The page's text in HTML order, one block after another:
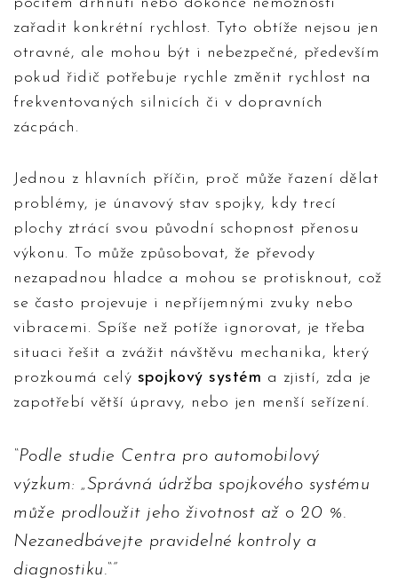
zařadit konkrétní rychlost. Tyto obtíže nejsou jen
otravné, ale mohou být i nebezpečné, především
pokud řidič potřebuje rychle změnit rychlost na
frekventovaných silnicích či v dopravních
zácpách.
Jednou z hlavních příčin, proč může řazení dělat
problémy, je únavový stav spojky, kdy trecí
plochy ztrácí svou původní schopnost přenosu
výkonu. To může způsobovat, že převody
nezapadnou hladce a mohou se protisknout, což
se často projevuje i nepříjemnými zvuky nebo
vibracemi. Spíše než potíže ignorovat, je třeba
situaci řešit a zvážit návštěvu mechanika, který
prozkoumá celý spojkový systém a zjistí, zda je
zapotřebí větší úpravy, nebo jen menší seřízení.
Podle studie Centra pro automobilový
výzkum: „Správná údržba spojkového systému
může prodloužit jeho životnost až o 20 %.
Nezanedbávejte pravidelné kontroly a
diagnostiku.“